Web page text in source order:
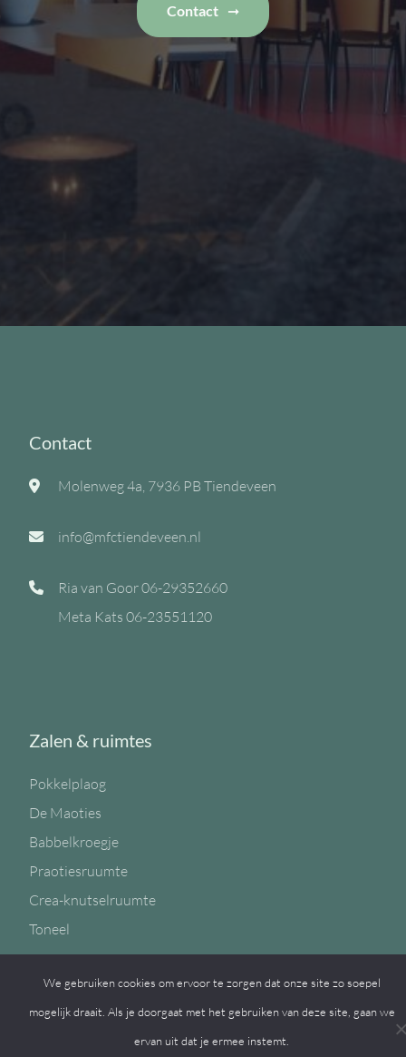
Contact
Contact
Molenweg 4a, 7936 PB Tiendeveen
info@mfctiendeveen.nl
Ria van Goor06-29352660
Meta Kats 06-23551120
Zalen & ruimtes
Pokkelplaog
De Maoties
Babbelkroegje
Praotiesruumte
Crea-knutselruumte
Toneel
We gebruiken cookies om ervoor te zorgen dat onze site zo soepel
mogelijk draait. Als je doorgaat met het gebruiken van deze site, gaan we
ervan uit dat je ermee instemt.